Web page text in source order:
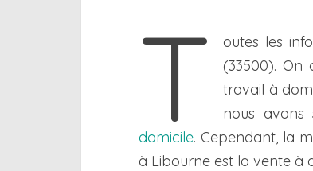
T
outes les
(33500). On
travail à
nous avons
domicile. Cependant, la
à Libourne est la vente à